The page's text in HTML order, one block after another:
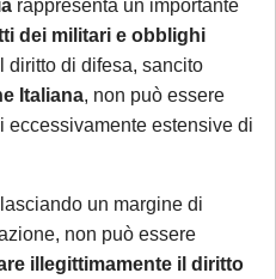
rappresenta un importante
dei militari e obblighi
diritto di difesa, sancito
Italiana, non può essere
eccessivamente estensive di
un margine di
non può essere
illegittimamente il diritto
: l'appuntamento
alla disponibilità
all'urgenza
Se interessato, si
mail con richiesta di
assistenza